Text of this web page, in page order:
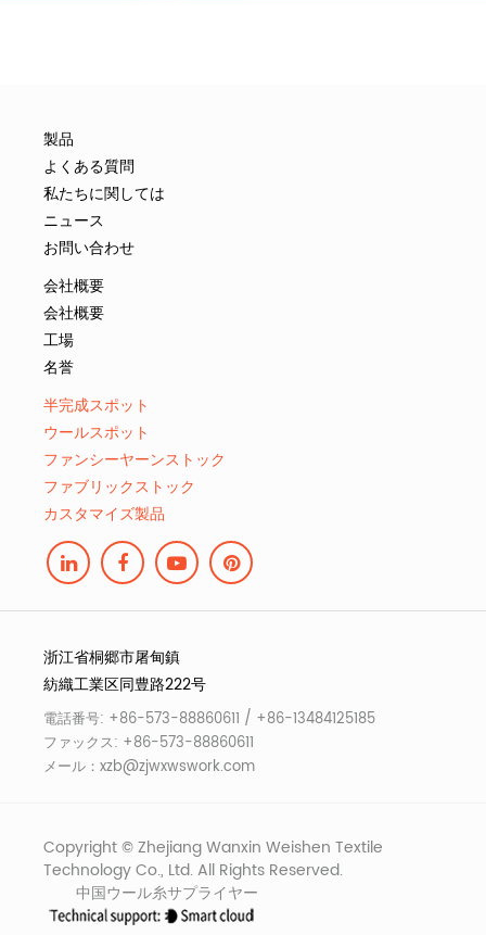
製品
よくある質問
私たちに関しては
ニュース
お問い合わせ
会社概要
会社概要
工場
名誉
半完成スポット
ウールスポット
ファンシーヤーンストック
ファブリックストック
カスタマイズ製品
浙江省桐郷市屠甸鎮
紡織工業区同豊路222号
電話番号: +86-573-88860611 / +86-13484125185
ファックス: +86-573-88860611
メール： xzb@zjwxwswork.com
Copyright © Zhejiang Wanxin Weishen Textile
Technology Co., Ltd. All Rights Reserved.
中国ウール糸サプライヤー